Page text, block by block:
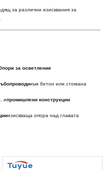
за различни изисквания за
за осветление
към бетон или стомана
, ипромишлени конструкции
изискваща опора над главата